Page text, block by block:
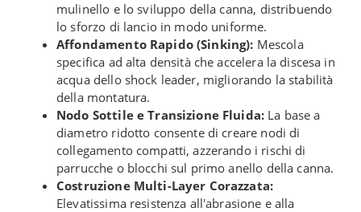
mulinello e lo sviluppo della canna, distribuendo
lo sforzo di lancio in modo uniforme.
Affondamento Rapido (Sinking): Mescola
specifica ad alta densità che accelera la discesa in
acqua dello shock leader, migliorando la stabilità
della montatura.
Nodo Sottile e Transizione Fluida: La base a
diametro ridotto consente di creare nodi di
collegamento compatti, azzerando i rischi di
parrucche o blocchi sul primo anello della canna.
Costruzione Multi-Layer Corazzata:
Elevatissima resistenza all'abrasione e alla